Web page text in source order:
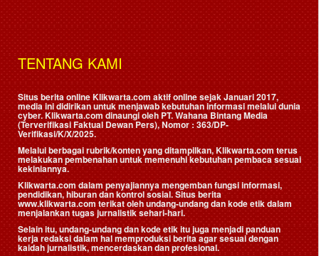
TENTANG KAMI
Situs berita online Klikwarta.com aktif online sejak Januari 2017,
media ini didirikan untuk menjawab kebutuhan informasi melalui dunia
cyber. Klikwarta.com dinaungi oleh PT. Wahana Bintang Media
(Terverifikasi Faktual Dewan Pers), Nomor : 363/DP-
Verifikasi/K/X/2025.
Melalui berbagai rubrik/konten yang ditampilkan, Klikwarta.com terus
melakukan pembenahan untuk memenuhi kebutuhan pembaca sesuai
kekiniannya.
Klikwarta.com dalam penyajiannya mengemban fungsi informasi,
pendidikan, hiburan dan kontrol sosial. Situs berita
www.klikwarta.com terikat oleh undang-undang dan kode etik dalam
menjalankan tugas jurnalistik sehari-hari.
Selain itu, undang-undang dan kode etik itu juga menjadi panduan
kerja redaksi dalam hal memproduksi berita agar sesuai dengan
kaidah jurnalistik, mencerdaskan dan profesional.